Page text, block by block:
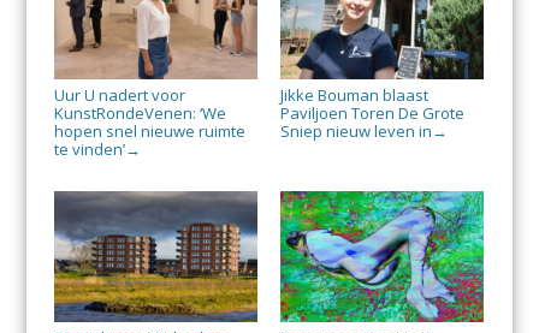
Uur U nadert voor
KunstRondeVenen: ‘We
hopen snel nieuwe ruimte
te vinden’→
Jikke Bouman blaast
Paviljoen Toren De Grote
Sniep nieuw leven in →